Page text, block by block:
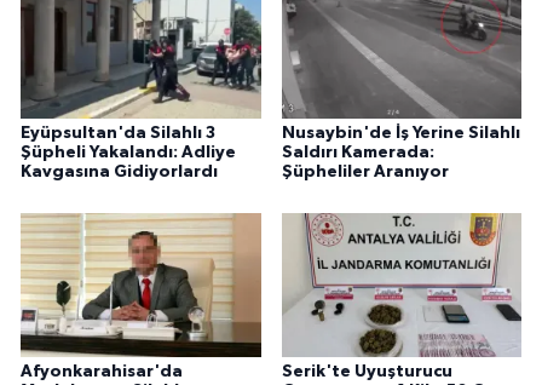
Eyüpsultan'da Silahlı 3
Şüpheli Yakalandı: Adliye
Kavgasına Gidiyorlardı
Nusaybin'de İş Yerine Silahlı
Saldırı Kamerada:
Şüpheliler Aranıyor
Afyonkarahisar'da
Serik'te Uyuşturucu